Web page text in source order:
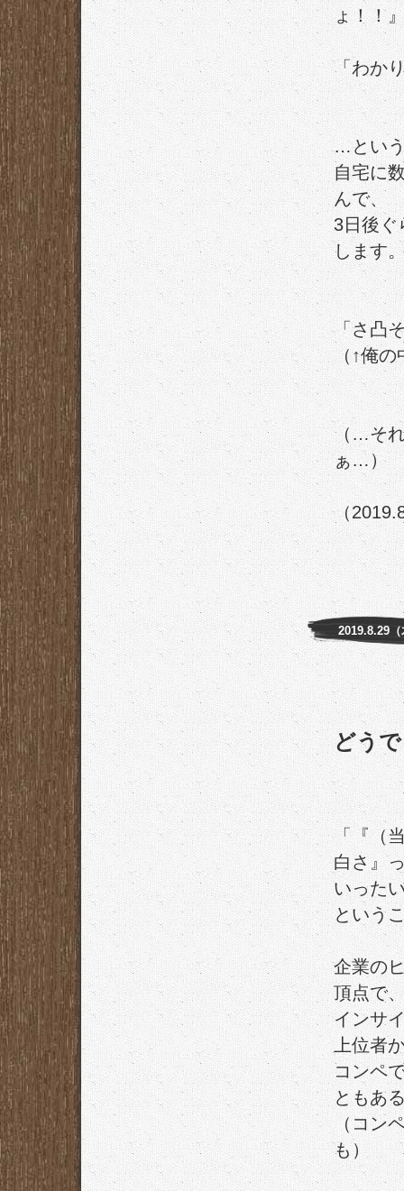
ょ！！
「わか
…とい
自宅に
んで、
3日後ぐ
します
「さ凸
（↑俺の
（…そ
ぁ…）
（
2019.8.29（
どう
「『（
白さ』
いった
という
企業の
頂点で
インサ
上位者
コンペ
ともあ
（コン
も）